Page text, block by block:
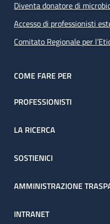
Diventa donatore di
Accesso di professionisti
Comitato Regionale per
COME FARE PER
PROFESSIONISTI
LA RICERCA
SOSTIENICI
AMMINISTRAZIONE
INTRANET